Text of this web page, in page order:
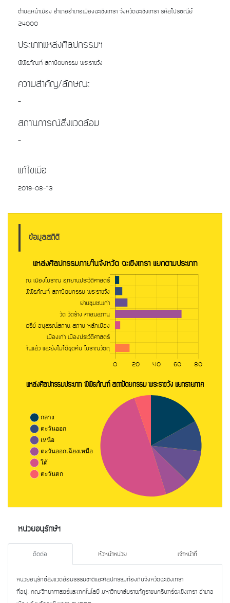
ตำบลหน้าเมือง อำเภออำเภอเมืองฉะเชิงเทรา จังหวัดฉะเชิงเทรา รหัสไปรษณีย์
24000
ประเภทแหล่งศิลปกรรมฯ
พิพิธภัณฑ์ สถาปัตยกรรม พระราชวัง
ความสำคัญ/ลักษณะ
-
สถานการณ์สิ่งแวดล้อม
-
แก้ไขเมื่อ
2019-08-13
ข้อมูลสถิติ
หน่วยอนุรักษ์ฯ
ติดต่อ หัวหน้าหน่วย เจ้าหน้าที่
หน่วยอนุรักษ์สิ่งแวดล้อมธรรมชาติและศิลปกรรมท้องถิ่นจังหวัดฉะเชิงเทรา
ที่อยู่: คณะวิทยาศาสตร์และเทคโนโลยี มหาวิทยาลัยราชภัฏราชนครินทร์ฉะเชิงเทรา อำเภอ